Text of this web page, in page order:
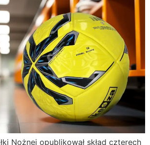
Nożnej opublikował skład czterech